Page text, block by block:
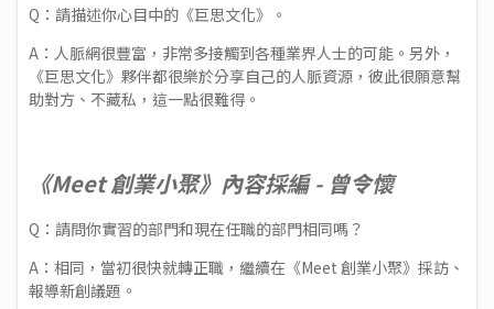
Q：請描述你心目中的《巨思文化》。
A：人脈網很豐富，非常多接觸到各種業界人士的可能。另外，
《巨思文化》夥伴都很樂於分享自己的人脈資源，彼此很願意幫
助對方、不藏私，這一點很難得。
《Meet 創業小聚》內容採編 - 曾令懷
Q：請問你實習的部門和現在任職的部門相同嗎？
A：相同，當初很快就轉正職，繼續在《Meet 創業小聚》採訪、
報導新創議題。